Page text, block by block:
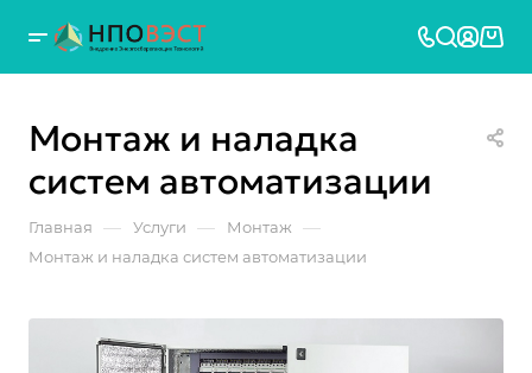
Монтаж и наладка
систем автоматизации
Главная — Услуги — Монтаж —
Монтаж и наладка систем автоматизации